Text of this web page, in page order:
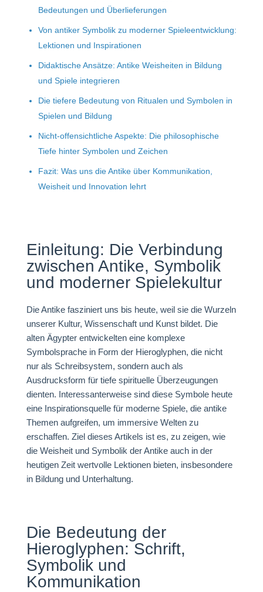
Bedeutungen und Überlieferungen
Von antiker Symbolik zu moderner Spieleentwicklung:
Lektionen und Inspirationen
Didaktische Ansätze: Antike Weisheiten in Bildung
und Spiele integrieren
Die tiefere Bedeutung von Ritualen und Symbolen in
Spielen und Bildung
Nicht-offensichtliche Aspekte: Die philosophische
Tiefe hinter Symbolen und Zeichen
Fazit: Was uns die Antike über Kommunikation,
Weisheit und Innovation lehrt
Einleitung: Die Verbindung
zwischen Antike, Symbolik
und moderner Spielekultur
Die Antike fasziniert uns bis heute, weil sie die Wurzeln
unserer Kultur, Wissenschaft und Kunst bildet. Die
alten Ägypter entwickelten eine komplexe
Symbolsprache in Form der Hieroglyphen, die nicht
nur als Schreibsystem, sondern auch als
Ausdrucksform für tiefe spirituelle Überzeugungen
dienten. Interessanterweise sind diese Symbole heute
eine Inspirationsquelle für moderne Spiele, die antike
Themen aufgreifen, um immersive Welten zu
erschaffen. Ziel dieses Artikels ist es, zu zeigen, wie
die Weisheit und Symbolik der Antike auch in der
heutigen Zeit wertvolle Lektionen bieten, insbesondere
in Bildung und Unterhaltung.
Die Bedeutung der
Hieroglyphen: Schrift,
Symbolik und
Kommunikation